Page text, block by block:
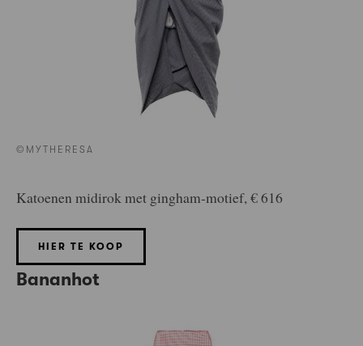
©MYTHERESA
Katoenen midirok met gingham-motief, € 616
HIER TE KOOP
Bananhot